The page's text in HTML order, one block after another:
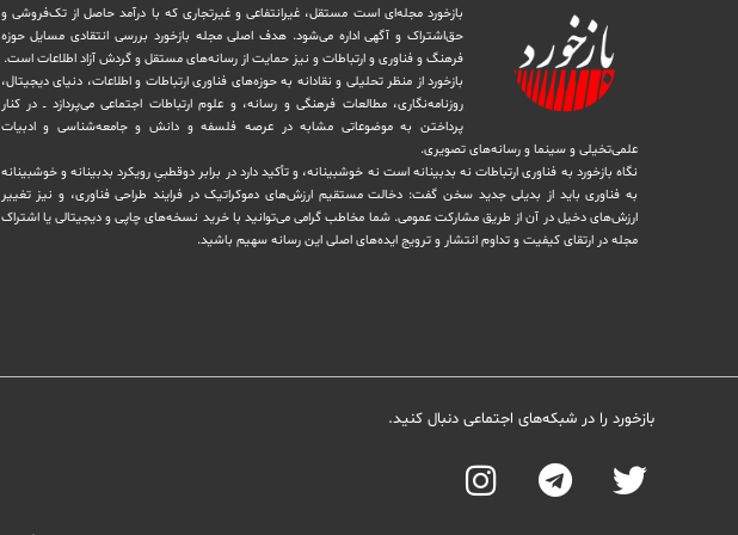
بازخورد مجله‌ای است مستقل، غیرانتفاعی و غیرتجاری که با درآمد حاصل از تک‌فروشی و
حق‌اشتراک و آگهی اداره می‌شود. ‏هدف اصلی مجله بازخورد بررسی انتقادی مسایل حوزه
فرهنگ و فناوری و ارتباطات و نیز حمایت از رسانه‌های مستقل و‌ گردش ‏آزاد اطلاعات است.
بازخورد از منظر تحلیلی و نقادانه به حوزه‌های فناوری ارتباطات و اطلاعات، دنیای دیجیتال،
روزنامه‌نگاری، ‏مطالعات فرهنگی و رسانه، و علوم ارتباطات اجتماعی می‌پردازد ــ در کنار
پرداختن به موضوعاتی مشابه در عرصه فلسفه و دانش و ‏جامعه‌شناسی و ادبیات
علمی‌تخیلی و سینما و رسانه‌های تصویری.
نگاه بازخورد به فناوری ارتباطات نه بدبینانه است نه خوشبینانه، و تأکید دارد ‏در برابر دوقطبیِ رویکرد بدبینانه و خوشبینانه
به فناوری باید از بدیلی جدید سخن گفت: دخالت مستقیم ارزش‌های دموکراتیک در ‏فرایند طراحی فناوری، و نیز تغییر
ارزش‌های دخيل در آن از طریق مشاركت عمومی. شما مخاطب گرامی می‌توانید با خرید نسخه‌های چاپی و دیجیتالی یا ‏اشتراک
مجله در ارتقای کیفیت و تداوم انتشار و ترویج ایده‌های اصلی این رسانه سهیم باشید.
بازخورد را در شبکه‌های اجتماعی دنبال کنید.